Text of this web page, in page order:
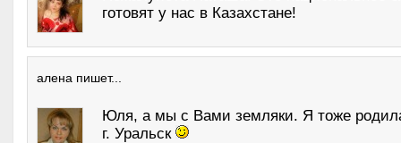
готовят у нас в Казахстане!
алена пишет...
Юля, а мы с Вами земляки. Я тоже
г. Уральск